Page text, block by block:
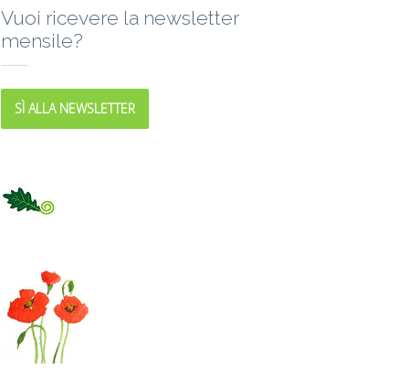
Vuoi ricevere la newsletter
mensile?
SÌ ALLA NEWSLETTER